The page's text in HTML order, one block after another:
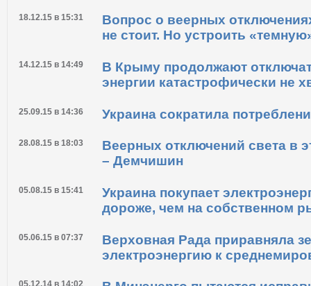
Веерных отключений пока не
экономят за счет
Вопрос о веерных
не стоит. Но устроить
В Крыму продолжают
энергии катастрофически не
Украина сократила
Веерных отключений света в
– Демчишин
Украина покупает
дороже, чем на собственном